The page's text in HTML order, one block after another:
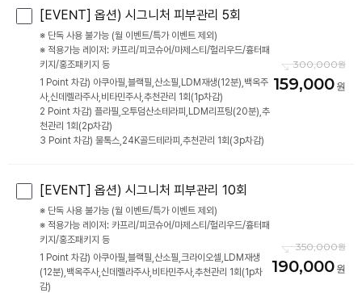
[EVENT] 옵션) 시그니처 피부관리 5회
※ 단독 사용 불가능 (월 이벤트/특가 이벤트 제외)
※ 적용가능 레이저: 카프리/피코슈어/마제스티/헐리우드/흉터패
키지/홍조패키지 등
1 Point 차감) 아쿠아필,블랙필,산소필,LDM재생(12분),백옥주
사,신데렐라주사,비타민주사,추천관리 1회(1p차감)
2 Point 차감) 플라필,오투덤산소테라피,LDM리프팅(20분),추
천관리 1회(2p차감)
3 Point 차감) 물톡스,24K골드테라피,추천관리 1회(3p차감)
300,000
159,000
[EVENT] 옵션) 시그니처 피부관리 10회
※ 단독 사용 불가능 (월 이벤트/특가 이벤트 제외)
※ 적용가능 레이저: 카프리/피코슈어/마제스티/헐리우드/흉터패
키지/홍조패키지 등
1 Point 차감) 아쿠아필,블랙필,산소필,크라이오셀,LDM재생
(12분),백옥주사,신데렐라주사,비타민주사,추천관리 1회(1p차
감)
350,000
190,000